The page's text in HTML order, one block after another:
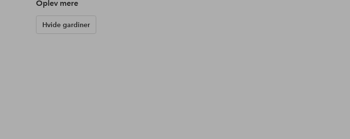
Oplev mere
Hvide gardiner